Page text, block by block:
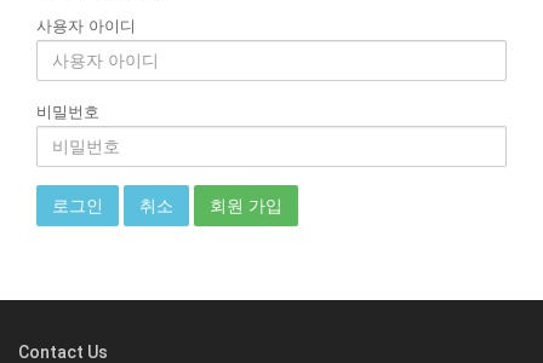
사용자 아이디
비밀번호
회원 가입
Contact Us